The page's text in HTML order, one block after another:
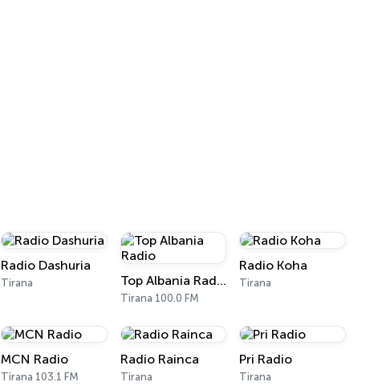
Radio Dashuria
Tirana Top Albania Radio
Tirana 100.0 FM
Radio Koha
Tirana
MCN Radio
Tirana 103.1 FM
Radio Rainca
Tirana
Pri Radio
Tirana